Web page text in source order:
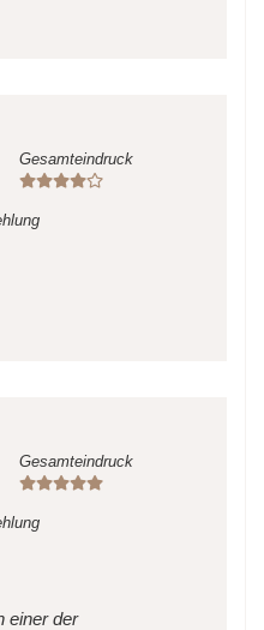
Gesamteindruck
Gesamteindruck
einer der